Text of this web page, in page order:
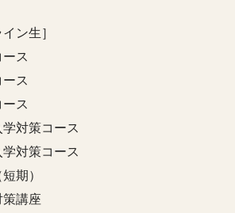
ン生］
ース
ース
ース
学対策コース
学対策コース
期）
策講座